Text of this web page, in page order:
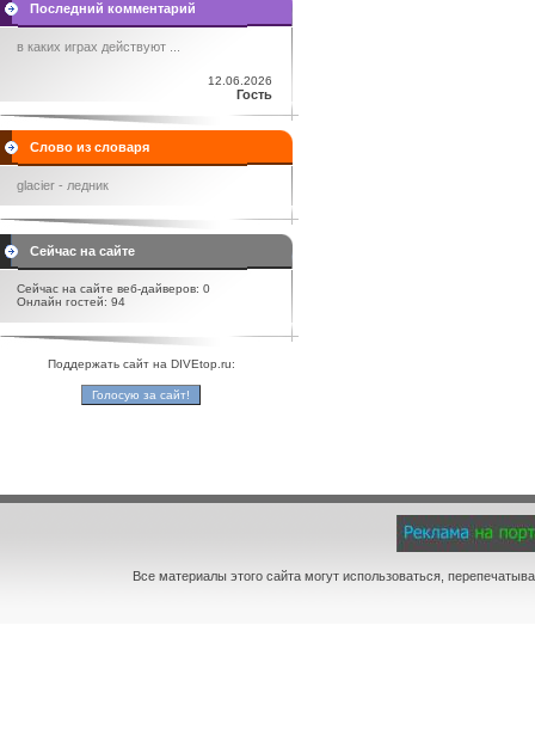
Последний комментарий
в каких играх действуют ...
12.06.2026
Гость
Слово из словаря
glacier - ледник
Сейчас на сайте
Сейчас на сайте веб-дайверов: 0
Онлайн гостей: 94
Поддержать сайт на DIVEtop.ru:
Все материалы этого сайта могут использоваться,